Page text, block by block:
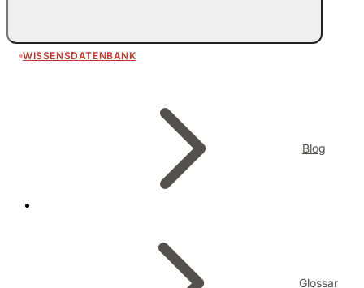
WISSENSDATENBANK
Blog
Glossar